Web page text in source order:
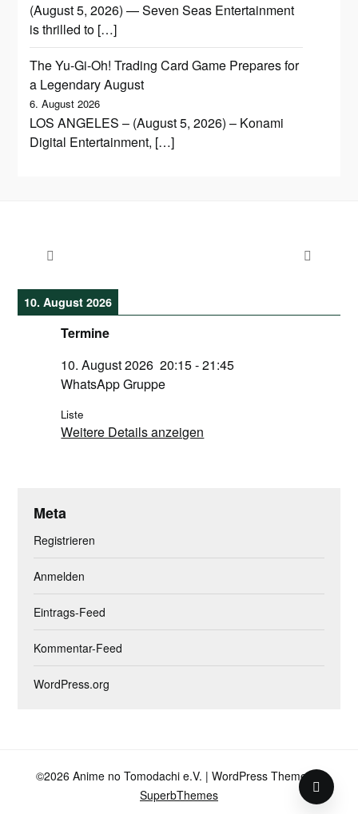
(August 5, 2026) — Seven Seas Entertainment
is thrilled to […]
The Yu-Gi-Oh! Trading Card Game Prepares for
a Legendary August
6. August 2026
LOS ANGELES – (August 5, 2026) – Konami
Digital Entertainment, […]
10. August 2026
Termine
10. August 2026 20:15-21:45
WhatsApp Gruppe
Liste
Weitere Details anzeigen
Meta
Registrieren
Anmelden
Eintrags-Feed
Kommentar-Feed
WordPress.org
©2026 Anime no Tomodachi e.V. | WordPress Theme by
SuperbThemes